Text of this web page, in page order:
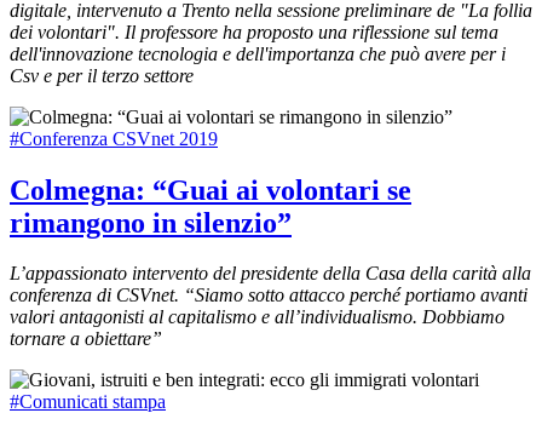
digitale, intervenuto a Trento nella sessione preliminare de "La follia
dei volontari". Il professore ha proposto una riflessione sul tema
dell'innovazione tecnologia e dell'importanza che può avere per i
Csv e per il terzo settore
#Conferenza CSVnet 2019
Colmegna: “Guai ai volontari se
rimangono in silenzio”
L’appassionato intervento del presidente della Casa della carità alla
conferenza di CSVnet. “Siamo sotto attacco perché portiamo avanti
valori antagonisti al capitalismo e all’individualismo. Dobbiamo
tornare a obiettare”
#Comunicati stampa